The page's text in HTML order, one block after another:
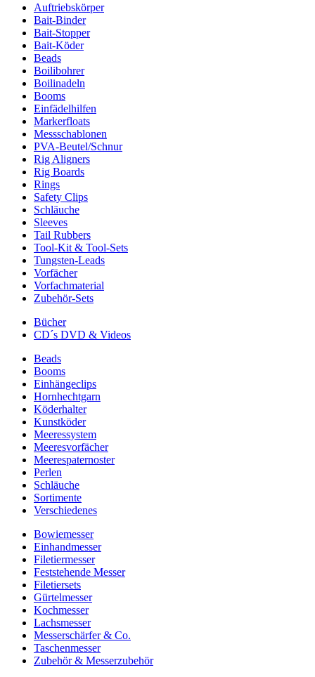
Auftriebskörper
Bait-Binder
Bait-Stopper
Bait-Köder
Beads
Boilibohrer
Boilinadeln
Booms
Einfädelhilfen
Markerfloats
Messschablonen
PVA-Beutel/Schnur
Rig Aligners
Rig Boards
Rings
Safety Clips
Schläuche
Sleeves
Tail Rubbers
Tool-Kit & Tool-Sets
Tungsten-Leads
Vorfächer
Vorfachmaterial
Zubehör-Sets
Bücher
CD´s DVD & Videos
Beads
Booms
Einhängeclips
Hornhechtgarn
Köderhalter
Kunstköder
Meeressystem
Meeresvorfächer
Meerespaternoster
Perlen
Schläuche
Sortimente
Verschiedenes
Bowiemesser
Einhandmesser
Filetiermesser
Feststehende Messer
Filetiersets
Gürtelmesser
Kochmesser
Lachsmesser
Messerschärfer & Co.
Taschenmesser
Zubehör & Messerzubehör